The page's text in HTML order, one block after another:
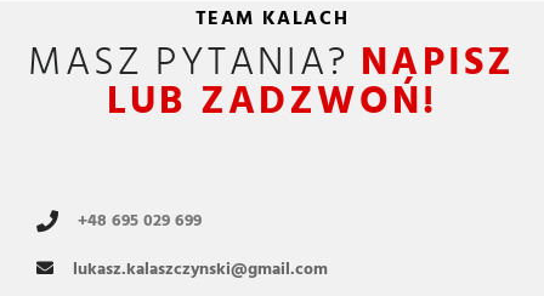
TEAM KALACH
MASZ PYTANIA? NAPISZ
LUB ZADZWOŃ!
+48 695 029 699
lukasz.kalaszczynski@gmail.com